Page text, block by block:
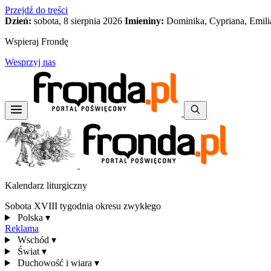
Przejdź do treści
Dzień: sobota, 8 sierpnia 2026 Imieniny: Dominika, Cypriana,
Wspieraj Frondę
Wesprzyj nas
Kalendarz liturgiczny
Sobota XVIII tygodnia okresu zwykłego
Polska ▾
Reklama
Wschód ▾
Świat ▾
Duchowość i wiara ▾